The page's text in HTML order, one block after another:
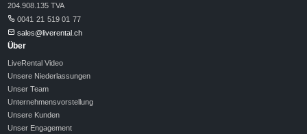
204.908.135 TVA
0041 21 519 01 77
sales@liverental.ch
Über
LiveRental Video
Unsere Niederlassungen
Unser Team
Unternehmensvorstellung
Unsere Kunden
Unser Engagement